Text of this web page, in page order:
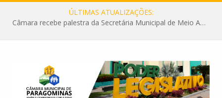
ÚLTIMAS ATUALIZAÇÕES:
Câmara recebe palestra da Secretária Municipal de Meio Ambiente sobre as ações da “SEMANA DO MEIO AMBIENTE”